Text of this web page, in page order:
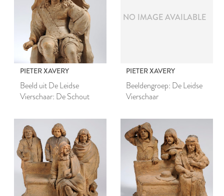
PIETER XAVERY
Beeld uit De Leidse
Vierschaar: De Schout
NO IMAGE AVAILABLE
PIETER XAVERY
Beeldengroep: De Leidse
Vierschaar